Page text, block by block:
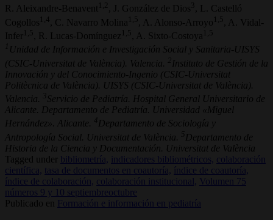
R. Aleixandre-Benavent 1,2 , J. González de Dios 3
, L. Castelló
Cogollos 1,4 , C. Navarro Molina 1,5 , A. Alonso-Arroyo 1,5
, A. Vidal-
Infer 1,5 , R. Lucas-Domínguez 1,5 , A. Sixto-Costoya 1,5
1 Unidad de Información e Investigación Social y Sanitaria-UISYS
(CSIC-Universitat de València). Valencia.
2 Instituto de Gestión de la
Innovación y del Conocimiento-Ingenio (CSIC-Universitat
Politècnica de València). UISYS (CSIC-Universitat de València).
Valencia.
3 Servicio de Pediatría. Hospital General Universitario de
Alicante. Departamento de Pediatría. Universidad «Miguel
Hernández». Alicante.
4 Departamento de Sociología y
Antropología Social. Universitat de València. 5 Departamento de
Historia de la Ciencia y Documentación. Universitat de València
Tagged under
bibliometría, indicadores bibliométricos, colaboración
científica, tasa de documentos en coautoría,
índice de coautoría,
índice de colaboración,
colaboración institucional,
Volumen 75
números 9 y 10 septiembreoctubre
Publicado en
Formación e información en pediatría